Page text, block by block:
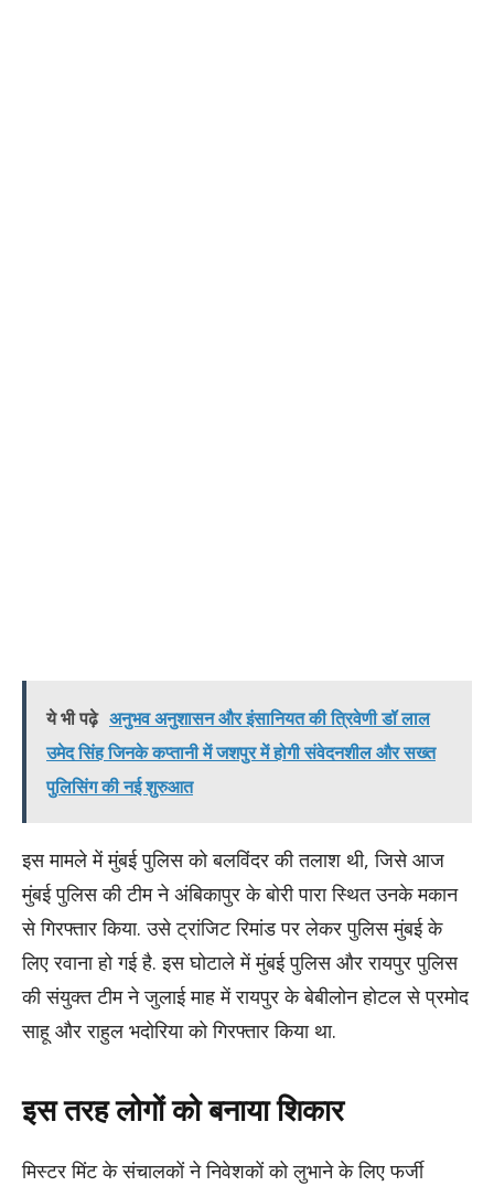
ये भी पढ़े अनुभव अनुशासन और इंसानियत की त्रिवेणी डॉ लाल
उमेद सिंह जिनके कप्तानी में जशपुर में होगी संवेदनशील और सख्त
पुलिसिंग की नई शुरुआत
इस मामले में मुंबई पुलिस को बलविंदर की तलाश थी, जिसे आज
मुंबई पुलिस की टीम ने अंबिकापुर के बोरी पारा स्थित उनके मकान
से गिरफ्तार किया. उसे ट्रांजिट रिमांड पर लेकर पुलिस मुंबई के
लिए रवाना हो गई है. इस घोटाले में मुंबई पुलिस और रायपुर पुलिस
की संयुक्त टीम ने जुलाई माह में रायपुर के बेबीलोन होटल से प्रमोद
साहू और राहुल भदोरिया को गिरफ्तार किया था.
इस तरह लोगों को बनाया शिकार
मिस्टर मिंट के संचालकों ने निवेशकों को लुभाने के लिए फर्जी